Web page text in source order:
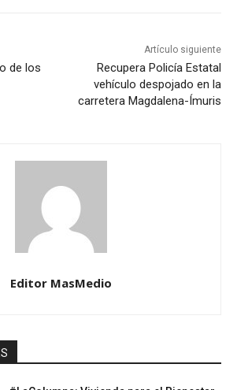
de los
Artículo siguiente
Recupera Policía Estatal
vehículo despojado en la
carretera Magdalena-Ímuris
Editor MasMedio